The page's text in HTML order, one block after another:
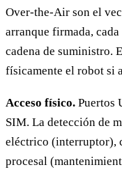
Over-the-Air son el
arranque firmada,
cadena de suministro.
físicamente el robot si
Acceso físico. Puertos
SIM. La detección de
eléctrico (interruptor),
procesal